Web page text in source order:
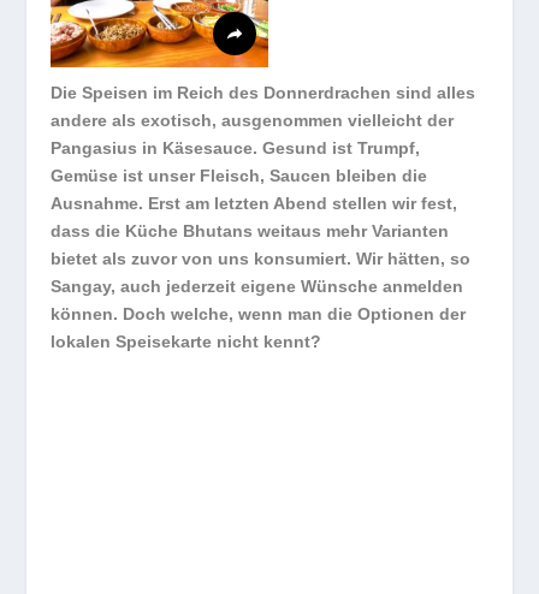
Die Speisen im Reich des Donnerdrachen sind alles
andere als exotisch, ausgenommen vielleicht der
Pangasius in Käsesauce. Gesund ist Trumpf,
Gemüse ist unser Fleisch, Saucen bleiben die
Ausnahme. Erst am letzten Abend stellen wir fest,
dass die Küche Bhutans weitaus mehr Varianten
bietet als zuvor von uns konsumiert. Wir hätten, so
Sangay, auch jederzeit eigene Wünsche anmelden
können. Doch welche, wenn man die Optionen der
lokalen Speisekarte nicht kennt?